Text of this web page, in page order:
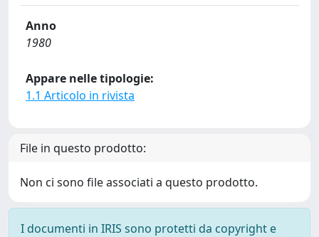
Anno
1980
Appare nelle tipologie:
1.1 Articolo in rivista
File in questo prodotto:
Non ci sono file associati a questo prodotto.
I documenti in IRIS sono protetti da copyright e